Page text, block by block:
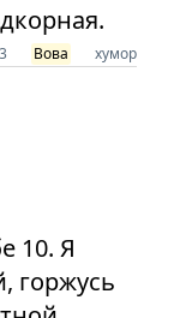
Вова хумор
10. Я
горжусь